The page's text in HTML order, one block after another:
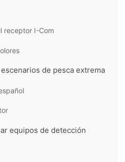
receptor I-Com
de pesca extrema
equipos de detección